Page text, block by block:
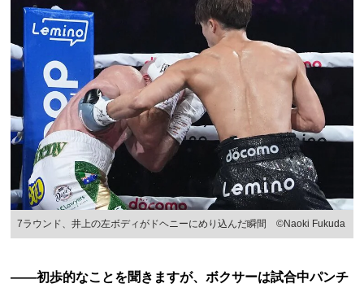
7ラウンド、井上の左ボディがドヘニーにめり込んだ瞬間 ©Naoki Fukuda
――初歩的なことを聞きますが、ボクサーは試合中パンチ